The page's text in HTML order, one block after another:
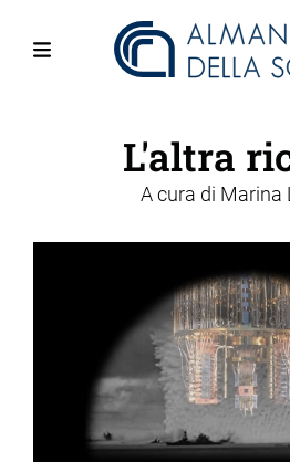
L'altra
A cura di Marina